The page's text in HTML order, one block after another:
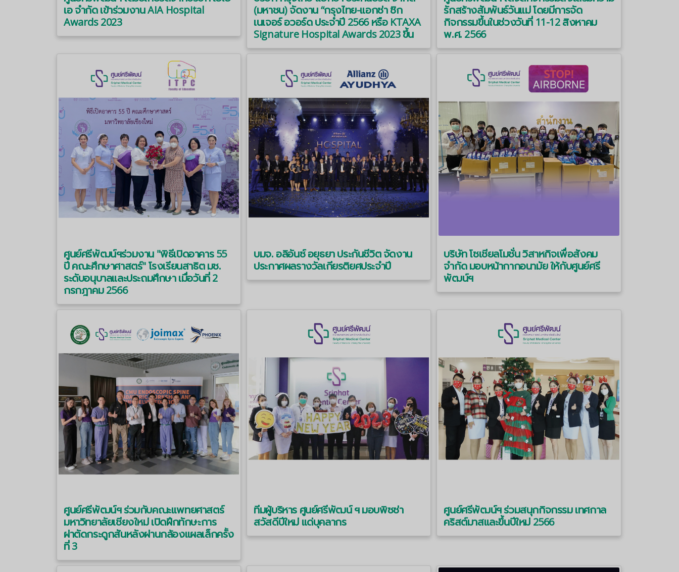
เอ จำกัด เข้าร่วมงาน AIA Hospital
Awards 2023
(มหาชน) จัดงาน “กรุงไทย-แอกซ่า ซิก
เนเจอร์ อวอร์ด ประจำปี 2566 หรือ KTAXA
Signature Hospital Awards 2023 ขึ้น
รักสร้างสัมพันธ์วันแม่ โดยมีการจัด
กิจกรรมขึ้นในช่วงวันที่ 11-12 สิงหาคม
พ.ศ. 2566
ศูนย์ศรีพัฒน์ฯร่วมงาน "พิธีเปิดอาคาร 55
ปี คณะศึกษาศาสตร์" โรงเรียนสาธิต มช.
ระดับอนุบาลและประถมศึกษา เมื่อวันที่ 2
กรกฎาคม 2566
บมจ. อลิอันซ์ อยุธยา ประกันชีวิต จัดงาน
ประกาศผลรางวัลเกียรติยศประจําปี
บริษัท โซเชียลโมชั่น วิสาหกิจเพื่อสังคม
จำกัด มอบหน้ากากอนามัย ให้กับศูนย์ศรี
พัฒน์ฯ
ศูนย์ศรีพัฒน์ฯ ร่วมกับคณะแพทยศาสตร์
มหาวิทยาลัยเชียงใหม่ เปิดฝึกทักษะการ
ผ่าตัดกระดูกสันหลังผ่านกล้องแผลเล็กครั้ง
ที่ 3
ทีมผู้บริหาร ศูนย์ศรีพัฒน์ ฯ มอบพิซซ่า
สวัสดีปีใหม่ แด่บุคลากร
ศูนย์ศรีพัฒน์ฯ ร่วมสนุกกิจกรรม เทศกาล
คริสต์มาสและขึ้นปีใหม่ 2566